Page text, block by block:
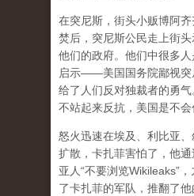
在突尼斯，街头小贩博阿
焚后，突尼斯公民走上街
他们的政府。他们中很多
启示——美国国务院鄙视突
给了人们反对独裁者的勇
不站起来反抗，美国是不会
怒火迅速在埃及、利比亚
扩散，卡扎菲害怕了，他
亚人“不要浏览Wikileaks”
了卡扎菲的军队，推翻了